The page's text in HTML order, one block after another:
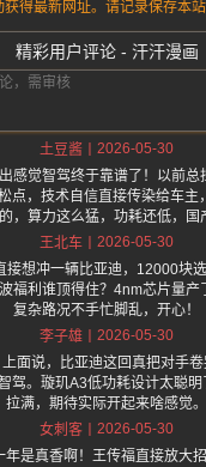
得最新网址。请记录保存本站
精彩用户评论 - 汗汗漫画
土豆酱
2026-05-30
感觉智驾终于靠谱了！以前
点，技术自信直接传染给车主
，算力这么猛，功耗还低，国
王北车
2026-05-30
接想冲一辆比亚迪，12000块
福利谁顶得住？4nm芯片量产
复杂路况不手忙脚乱，开心！
李子雄
2026-05-30
面说，比亚迪这回真把对手
驾。璇玑A3低功耗设计太聪
拉满，期待实际开起来啥感觉。
女刺客
2026-05-30
年是真香啊！王传福直接放大